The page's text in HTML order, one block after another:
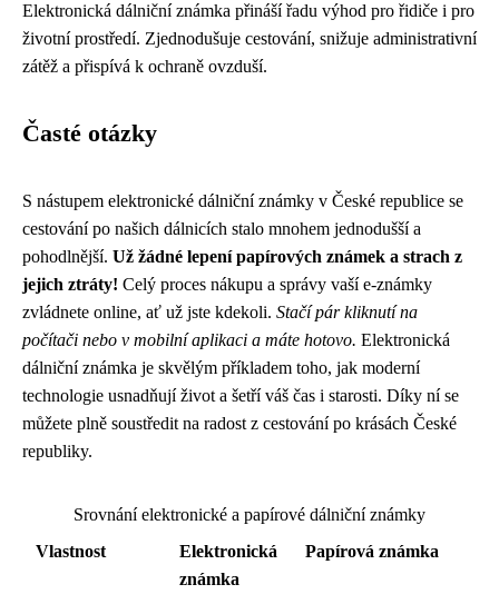
Elektronická dálniční známka přináší řadu výhod pro řidiče i pro
životní prostředí. Zjednodušuje cestování, snižuje administrativní
zátěž a přispívá k ochraně ovzduší.
Časté otázky
S nástupem elektronické dálniční známky v České republice se
cestování po našich dálnicích stalo mnohem jednodušší a
pohodlnější. Už žádné lepení papírových známek a strach z
jejich ztráty! Celý proces nákupu a správy vaší e-známky
zvládnete online, ať už jste kdekoli. Stačí pár kliknutí na
počítači nebo v mobilní aplikaci a máte hotovo. Elektronická
dálniční známka je skvělým příkladem toho, jak moderní
technologie usnadňují život a šetří váš čas i starosti. Díky ní se
můžete plně soustředit na radost z cestování po krásách České
republiky.
Srovnání elektronické a papírové dálniční známky
Vlastnost
Elektronická
známka
Papírová známka